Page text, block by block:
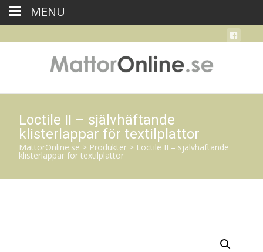
Loctile II – självhäftande
klisterlappar för textilplattor
MattorOnline.se > Produkter > Loctile II – självhäftande
klisterlappar för textilplattor
MENU